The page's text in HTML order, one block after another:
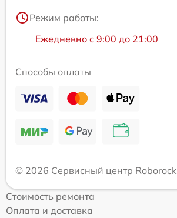
Режим работы:
Ежедневно с 9:00 до 21:00
Способы оплаты
© 2026 Сервисный центр Roborock
Стоимость ремонта
Оплата и доставка